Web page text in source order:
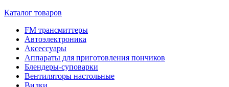
Каталог товаров
FM трансмиттеры
Автоэлектроника
Аксессуары
Аппараты для приготовления пончиков
Блендеры-суповарки
Вентиляторы настольные
Вилки